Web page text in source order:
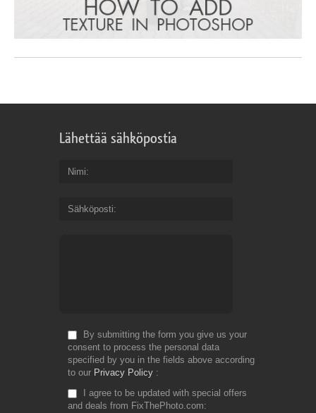
Lähettää sähköpostia
Nimi
Sähköposti
By submitting the form you give us your
consent to process the personal data
specified by you in the fields above according
to our Privacy Policy
I agree to be updated with special offers
and deals from FixThePhoto.com